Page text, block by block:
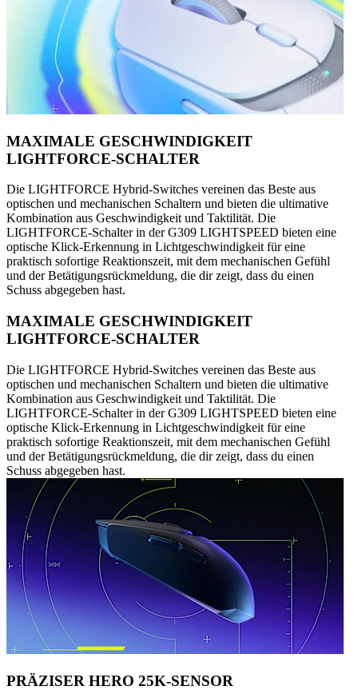
MAXIMALE GESCHWINDIGKEIT
LIGHTFORCE-SCHALTER
Die LIGHTFORCE Hybrid-Switches vereinen das Beste aus
optischen und mechanischen Schaltern und bieten die ultimative
Kombination aus Geschwindigkeit und Taktilität. Die
LIGHTFORCE-Schalter in der G309 LIGHTSPEED bieten eine
optische Klick-Erkennung in Lichtgeschwindigkeit für eine
praktisch sofortige Reaktionszeit, mit dem mechanischen Gefühl
und der Betätigungsrückmeldung, die dir zeigt, dass du einen
Schuss abgegeben hast.
MAXIMALE GESCHWINDIGKEIT
LIGHTFORCE-SCHALTER
Die LIGHTFORCE Hybrid-Switches vereinen das Beste aus
optischen und mechanischen Schaltern und bieten die ultimative
Kombination aus Geschwindigkeit und Taktilität. Die
LIGHTFORCE-Schalter in der G309 LIGHTSPEED bieten eine
optische Klick-Erkennung in Lichtgeschwindigkeit für eine
praktisch sofortige Reaktionszeit, mit dem mechanischen Gefühl
und der Betätigungsrückmeldung, die dir zeigt, dass du einen
Schuss abgegeben hast.
PRÄZISER HERO 25K-SENSOR